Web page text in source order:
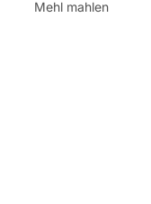
Mehl mahlen